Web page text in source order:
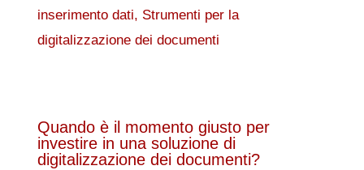
Quando è il momento giusto per
investire in una soluzione di
digitalizzazione dei documenti?